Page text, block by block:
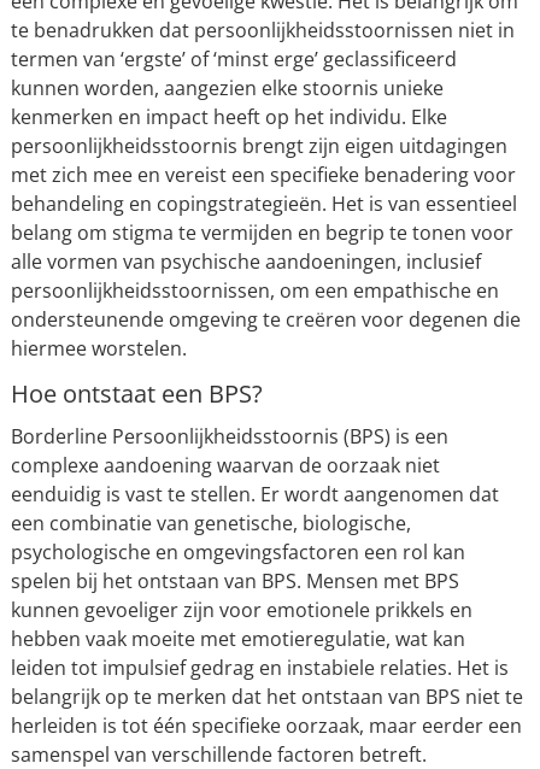
te benadrukken dat persoonlijkheidsstoornissen niet in
termen van ‘ergste’ of ‘minst erge’ geclassificeerd
kunnen worden, aangezien elke stoornis unieke
kenmerken en impact heeft op het individu. Elke
persoonlijkheidsstoornis brengt zijn eigen uitdagingen
met zich mee en vereist een specifieke benadering voor
behandeling en copingstrategieën. Het is van essentieel
belang om stigma te vermijden en begrip te tonen voor
alle vormen van psychische aandoeningen, inclusief
persoonlijkheidsstoornissen, om een empathische en
ondersteunende omgeving te creëren voor degenen die
hiermee worstelen.
Hoe ontstaat een BPS?
Borderline Persoonlijkheidsstoornis (BPS) is een
complexe aandoening waarvan de oorzaak niet
eenduidig is vast te stellen. Er wordt aangenomen dat
een combinatie van genetische, biologische,
psychologische en omgevingsfactoren een rol kan
spelen bij het ontstaan van BPS. Mensen met BPS
kunnen gevoeliger zijn voor emotionele prikkels en
hebben vaak moeite met emotieregulatie, wat kan
leiden tot impulsief gedrag en instabiele relaties. Het is
belangrijk op te merken dat het ontstaan van BPS niet te
herleiden is tot één specifieke oorzaak, maar eerder een
samenspel van verschillende factoren betreft.